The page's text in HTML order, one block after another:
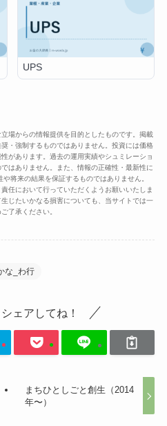
UPS
場からの情報提供を目的としたものです。掲載
・強制するものではありません。投資には価格
があります。過去の運用実績やシュミレーショ
はありません。また、情報の正確性・最新性に
将来の結果を保証するものではありません。
任において行っていただくようお願いいたしま
じたいかなる損害についても、当サイトでは一
了承ください。
な_わ行
ェアしてね！
まちひとしごと創生（2014
年〜）